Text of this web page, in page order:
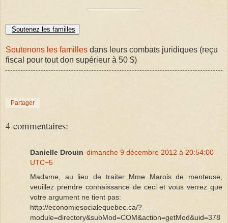
Soutenez les familles
Soutenons les familles dans leurs combats juridiques (reçu
fiscal pour tout don supérieur à 50 $)
Partager
4 commentaires:
Danielle Drouin dimanche 9 décembre 2012 à 20:54:00
UTC−5
Madame, au lieu de traiter Mme Marois de menteuse,
veuillez prendre connaissance de ceci et vous verrez que
votre argument ne tient pas:
http://economiesocialequebec.ca/?
module=directory&subMod=COM&action=getMod&uid=378